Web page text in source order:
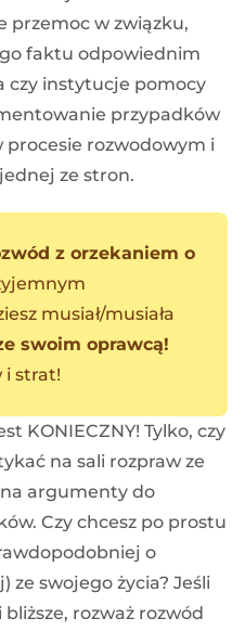
przemoc w związku,
faktu odpowiednim
czy instytucje pomocy
przypadków
procesie rozwodowym i
ze stron.
z orzekaniem o
musiał/musiała
swoim oprawcą!
i strat!
KONIECZNY! Tylko, czy
na sali rozpraw ze
argumenty do
Czy chcesz po prostu
o
ze swojego życia? Jeśli
rozważ rozwód